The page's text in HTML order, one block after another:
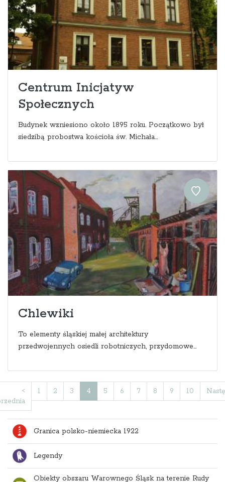
Centrum Inicjatyw
Społecznych
Budynek wzniesiono około 1895 roku. Początkowo był
siedzibą probostwa kościoła św. Michała...
Chlewiki
To elementy śląskiej małej architektury
przedwojennych osiedli robotniczych, przydomowe...
<
1 2 3 4 5 6 7 8 9 10
Granica polsko-niemiecka 1922
Legendy
Obiekty obszaru Warownego Śląsk na terenie Rudy